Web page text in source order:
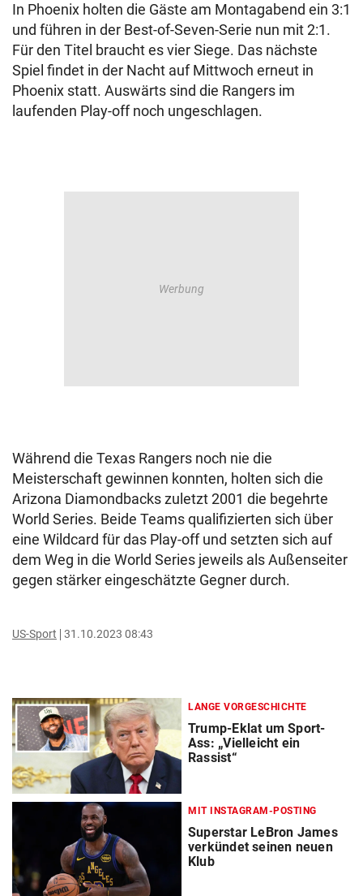
In Phoenix holten die Gäste am Montagabend ein 3:1
und führen in der Best-of-Seven-Serie nun mit 2:1.
Für den Titel braucht es vier Siege. Das nächste
Spiel findet in der Nacht auf Mittwoch erneut in
Phoenix statt. Auswärts sind die Rangers im
laufenden Play-off noch ungeschlagen.
Während die Texas Rangers noch nie die
Meisterschaft gewinnen konnten, holten sich die
Arizona Diamondbacks zuletzt 2001 die begehrte
World Series. Beide Teams qualifizierten sich über
eine Wildcard für das Play-off und setzten sich auf
dem Weg in die World Series jeweils als Außenseiter
gegen stärker eingeschätzte Gegner durch.
US-Sport 31.10.2023 08:43
LANGE VORGESCHICHTE
Trump-Eklat um Sport-
Ass: „Vielleicht ein
Rassist“
MIT INSTAGRAM-POSTING
Superstar LeBron James
verkündet seinen neuen
Klub